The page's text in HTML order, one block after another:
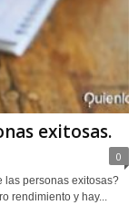
exitosas.
0
las personas exitosas?
rendimiento y hay...